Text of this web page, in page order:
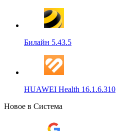
Билайн 5.43.5
HUAWEI Health 16.1.6.310
Новое в Система